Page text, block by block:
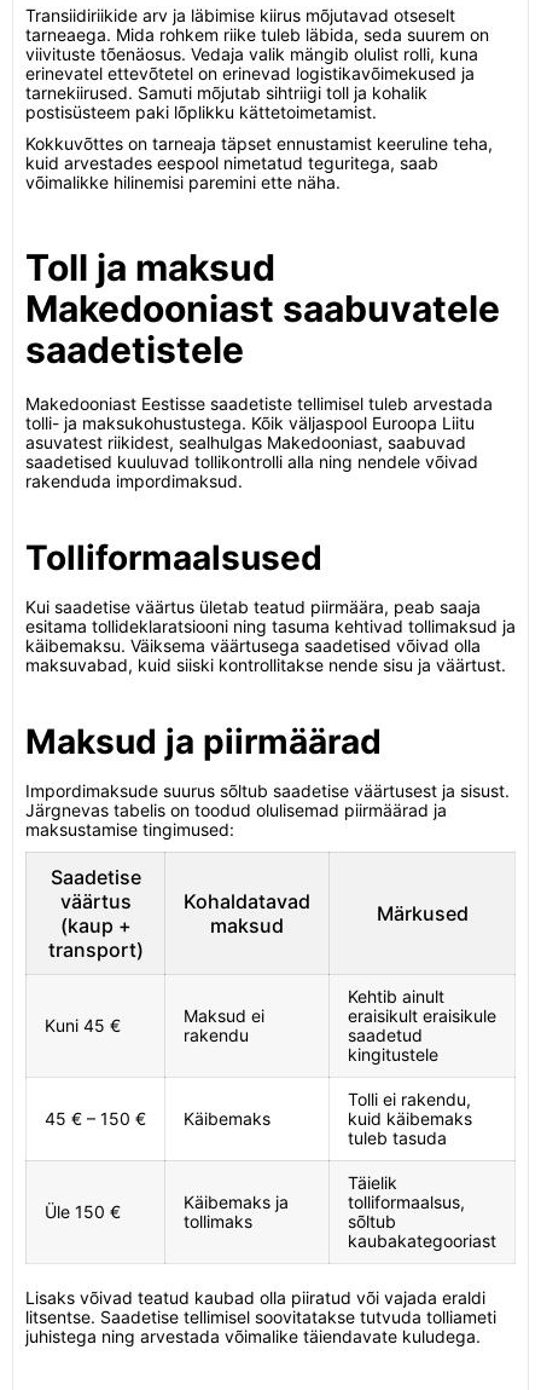
Transiidiriikide arv ja läbimise kiirus mõjutavad otseselt
tarneaega. Mida rohkem riike tuleb läbida, seda suurem on
viivituste tõenäosus. Vedaja valik mängib olulist rolli, kuna
erinevatel ettevõtetel on erinevad logistikavõimekused ja
tarnekiirused. Samuti mõjutab sihtriigi toll ja kohalik
postisüsteem paki lõplikku kättetoimetamist.
Kokkuvõttes on tarneaja täpset ennustamist keeruline teha,
kuid arvestades eespool nimetatud teguritega, saab
võimalikke hilinemisi paremini ette näha.
Toll ja maksud
Makedooniast saabuvatele
saadetistele
Makedooniast Eestisse saadetiste tellimisel tuleb arvestada
tolli- ja maksukohustustega. Kõik väljaspool Euroopa Liitu
asuvatest riikidest, sealhulgas Makedooniast, saabuvad
saadetised kuuluvad tollikontrolli alla ning nendele võivad
rakenduda impordimaksud.
Tolliformaalsused
Kui saadetise väärtus ületab teatud piirmäära, peab saaja
esitama tollideklaratsiooni ning tasuma kehtivad tollimaksud ja
käibemaksu. Väiksema väärtusega saadetised võivad olla
maksuvabad, kuid siiski kontrollitakse nende sisu ja väärtust.
Maksud ja piirmäärad
Impordimaksude suurus sõltub saadetise väärtusest ja sisust.
Järgnevas tabelis on toodud olulisemad piirmäärad ja
maksustamise tingimused:
Saadetise
väärtus
(kaup +
transport)
Kohaldatavad
maksud
Märkused
Kuni 45 €
Maksud ei
rakendu
Kehtib ainult
eraisikult eraisikule
saadetud
kingitustele
45 € – 150 € Käibemaks
Tolli ei rakendu,
kuid käibemaks
tuleb tasuda
Üle 150 €
Käibemaks ja
tollimaks
Täielik
tolliformaalsus,
sõltub
kaubakategooriast
Lisaks võivad teatud kaubad olla piiratud või vajada eraldi
litsentse. Saadetise tellimisel soovitatakse tutvuda tolliameti
juhistega ning arvestada võimalike täiendavate kuludega.